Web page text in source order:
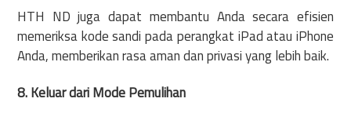
HTH ND juga dapat membantu Anda secara efisien
memeriksa kode sandi pada perangkat iPad atau iPhone
Anda, memberikan rasa aman dan privasi yang lebih baik.
8. Keluar dari Mode Pemulihan